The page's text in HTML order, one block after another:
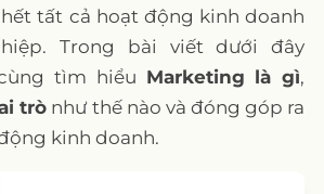
tất cả hoạt động kinh doanh
Trong bài viết dưới đây
tìm hiểu Marketing là gì,
trò như thế nào và đóng góp ra
kinh doanh.